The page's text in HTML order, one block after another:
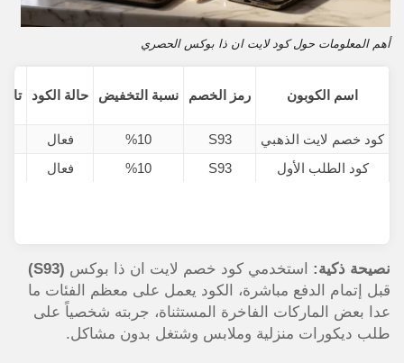
أهم المعلومات حول كود لايت ان ذا بوكس الحصري
اسم الكوبون رمز الخصم نسبة التخفيض حالة الكود
كود خصم لايت الذهبي S93
%10
فعال
كود الطلب الأول
S93
%10 فعال
نصيحة ذكية: استخدمي كود خصم لايت ان ذا بوكس (S93)
قبل إتمام الدفع مباشرة، الكود يعمل على معظم الفئات ما
عدا بعض الماركات الفاخرة المستثناة، جربته شخصياً على
طلب ديكورات منزلية وملابس وشتغل بدون مشاكل.